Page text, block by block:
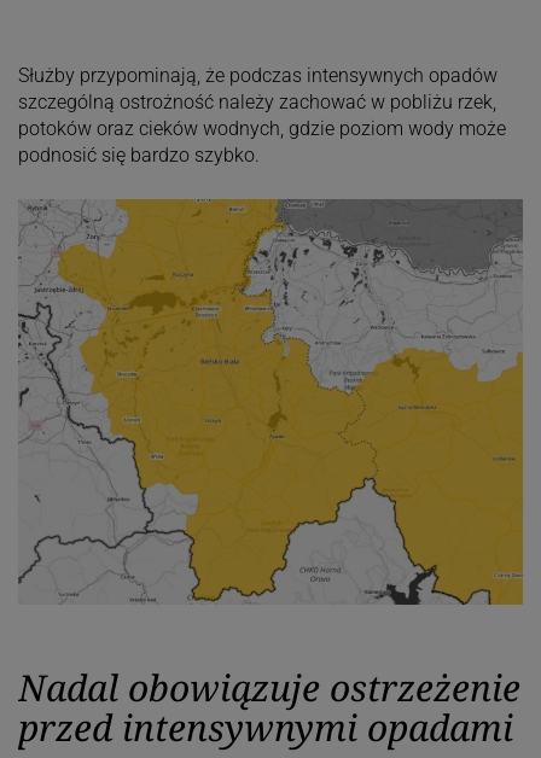
Służby przypominają, że podczas intensywnych opadów
szczególną ostrożność należy zachować w pobliżu rzek,
potoków oraz cieków wodnych, gdzie poziom wody może
podnosić się bardzo szybko.
Nadal obowiązuje ostrzeżenie
przed intensywnymi opadami